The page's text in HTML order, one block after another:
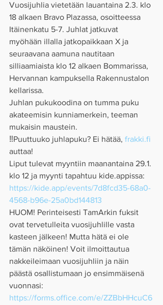
Vuosijuhlia vietetään lauantaina 2.3. klo
18 alkaen Bravo Plazassa, osoitteessa
Itäinenkatu 5-7. Juhlat jatkuvat
myöhään illalla jatkopaikkaan X ja
seuraavana aamuna nautitaan
silliaamiaista klo 12 alkaen Bommarissa,
Hervannan kampuksella Rakennustalon
kellarissa.
Juhlan pukukoodina on tumma puku
akateemisin kunniamerkein, teeman
mukaisin maustein.
‼️Puuttuuko juhlapuku? Ei hätää, frakki.fi
auttaa!
Liput tulevat myyntiin maanantaina 29.1.
klo 12 ja myynti tapahtuu kide.appissa:
https://kide.app/events/7d8fcd35-68a0-
4568-b96e-25a0bd144813
HUOM! Perinteisesti TamArkin fuksit
ovat tervetulleita vuosijuhlille vasta
kasteen jälkeen! Mutta hätä ei ole
tämän näköinen! Voit ilmoittautua
nakkeileimaan vuosijuhliin ja näin
päästä osallistumaan jo ensimmäisenä
vuonnasi:
https://forms.office.com/e/ZZBbHHcuC6